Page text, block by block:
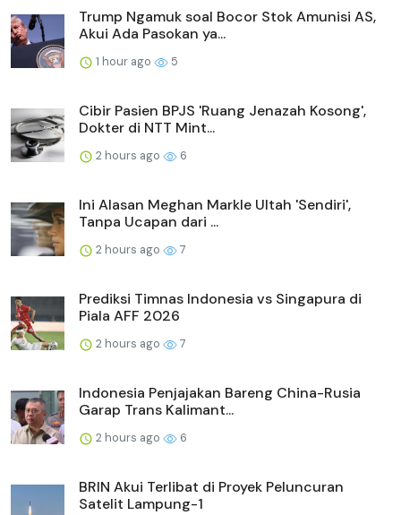
Trump Ngamuk soal Bocor Stok Amunisi AS,
Akui Ada Pasokan ya...
1 hour ago 5
Cibir Pasien BPJS 'Ruang Jenazah Kosong',
Dokter di NTT Mint...
2 hours ago 6
Ini Alasan Meghan Markle Ultah 'Sendiri',
Tanpa Ucapan dari ...
2 hours ago 7
Prediksi Timnas Indonesia vs Singapura di
Piala AFF 2026
2 hours ago 7
Indonesia Penjajakan Bareng China-Rusia
Garap Trans Kalimant...
2 hours ago 6
BRIN Akui Terlibat di Proyek Peluncuran
Satelit Lampung-1